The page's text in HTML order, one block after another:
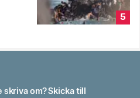
5
om? Skicka till